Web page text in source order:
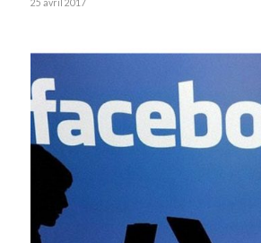
25 avril 2017